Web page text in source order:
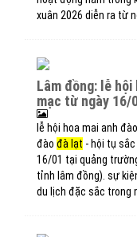
xuân 2026 diễn ra từ
lâm đồng: lễ
mạc từ ngày 16/
lễ hội hoa mai anh đào
đào đà lạt - hội tụ
16/01 tại quảng
tỉnh lâm đồng). sự
du lịch đặc sắc trong